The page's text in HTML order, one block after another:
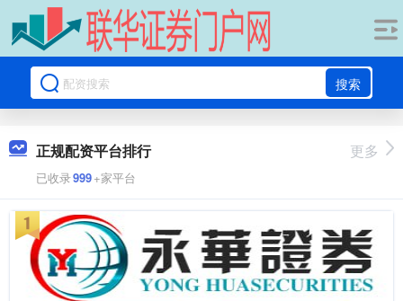
搜索
正规配资平台排行
已收录999+家平台
更多